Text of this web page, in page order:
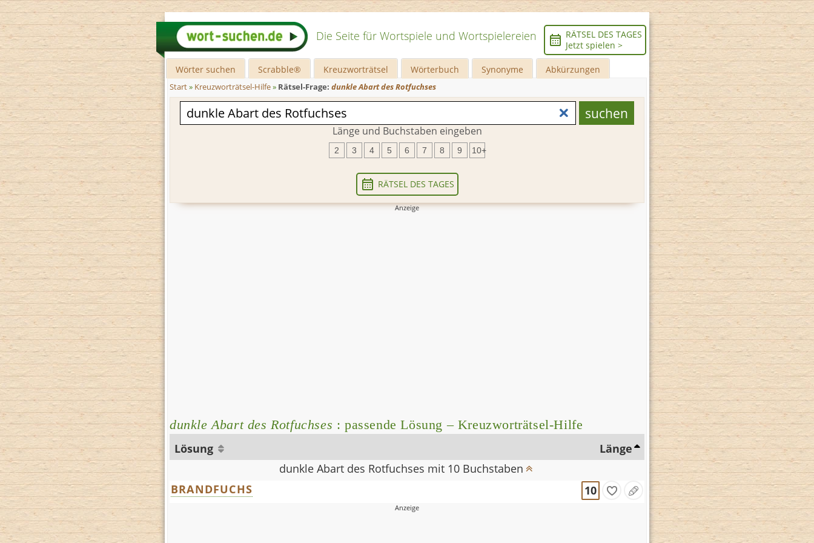
Die Seite für Wortspiele und Wortspielereien
RÄTSEL DES TAGES
Jetzt spielen >
Wörter suchen Scrabble® Kreuzworträtsel Wörterbuch Synonyme Abkürzungen
Start» Kreuzworträtsel-Hilfe» Rätsel-Frage: dunkle Abart des Rotfuchses
Länge und Buchstaben eingeben
2 3 4 5 6 7 8 9 10+
RÄTSEL DES TAGES
dunkle Abart des Rotfuchses : passende Lösung – Kreuzworträtsel-Hilfe
Lösung
Länge
dunkle Abart des Rotfuchses mit 10 Buchstaben
BRANDFUCHS
10